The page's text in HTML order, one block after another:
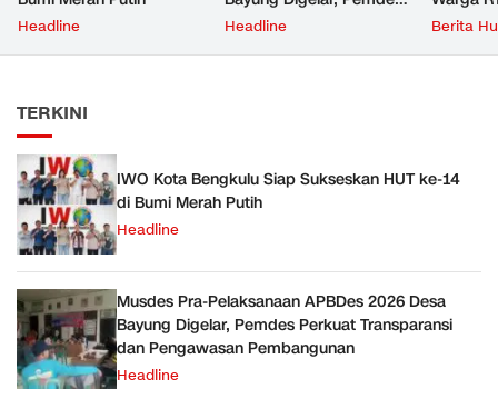
Headline
Perkuat Transparansi dan
Headline Berita
TERKINI
IWO Kota Bengkulu Siap Sukseskan HUT ke-14
di Bumi Merah Putih
Headline
Musdes Pra-Pelaksanaan APBDes 2026 Desa
Bayung Digelar, Pemdes Perkuat Transparansi
dan Pengawasan Pembangunan
Headline